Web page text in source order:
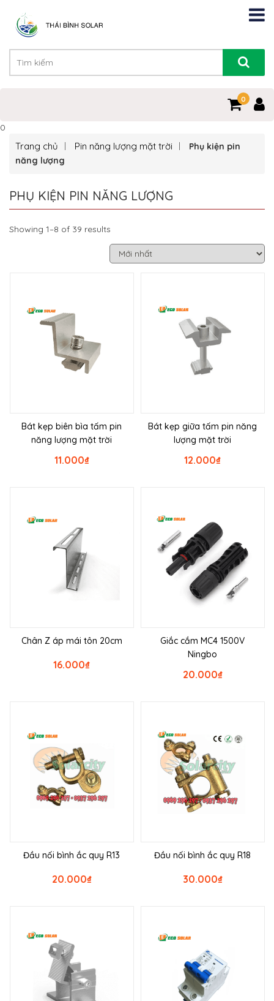
0
0
Trang chủ Pin năng lượng mặt trời
Phụ kiện pin
năng lượng
PHỤ KIỆN PIN NĂNG LƯỢNG
Showing 1–8 of 39 results
Bát kẹp biên bìa tấm pin
năng lượng mặt trời
₫
11.000
Bát kẹp giữa tấm pin năng
lượng mặt trời
₫
12.000
Chân Z áp mái tôn 20cm
₫
16.000
Giắc cắm MC4 1500V
Ningbo
₫
20.000
Đầu nối bình ắc quy R13
₫
20.000
Đầu nối bình ắc quy R18
₫
30.000